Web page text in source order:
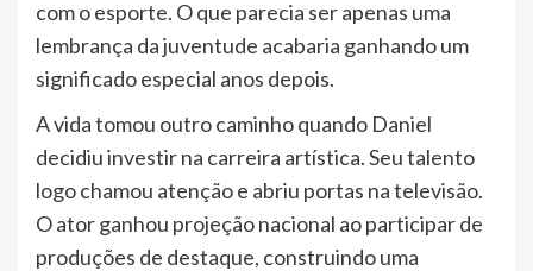
com o esporte. O que parecia ser apenas uma
lembrança da juventude acabaria ganhando um
significado especial anos depois.
A vida tomou outro caminho quando Daniel
decidiu investir na carreira artística. Seu talento
logo chamou atenção e abriu portas na televisão.
O ator ganhou projeção nacional ao participar de
produções de destaque, construindo uma